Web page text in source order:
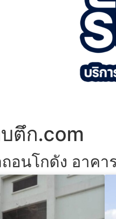
ตึก.com
อนโกดัง อาคา